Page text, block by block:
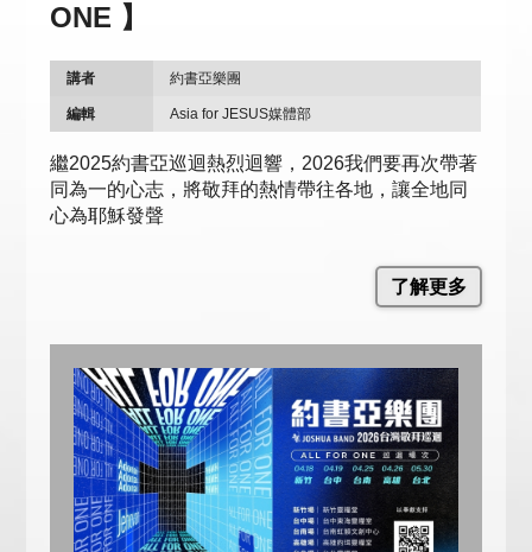
ONE 】
講者 約書亞樂團
編輯 Asia for JESUS媒體部
繼2025約書亞巡迴熱烈迴響，2026我們要再次帶著
同為一的心志，將敬拜的熱情帶往各地，讓全地同
心為耶穌發聲
了解更多